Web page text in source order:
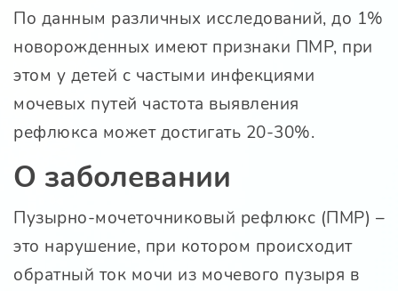
По данным различных исследований, до 1%
новорожденных имеют признаки ПМР, при
этом у детей с частыми инфекциями
мочевых путей частота выявления
рефлюкса может достигать 20-30%.
О заболевании
Пузырно-мочеточниковый рефлюкс (ПМР) –
это нарушение, при котором происходит
обратный ток мочи из мочевого пузыря в